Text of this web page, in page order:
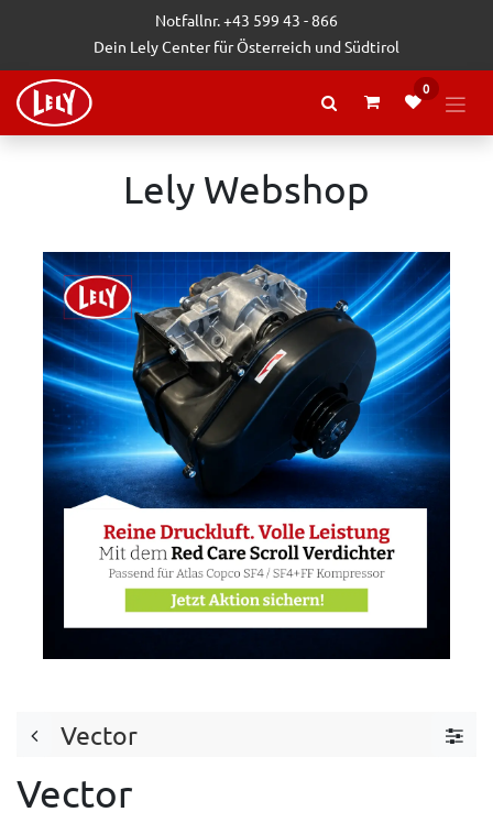
Zum Inhalt springenNotfallnr. +43 599 43 - 866
Dein Lely Center für Österreich und Südtirol
0
Lely Webshop
Vector
Vector